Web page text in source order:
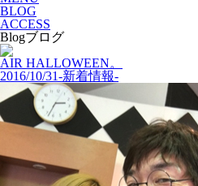
BLOG
ACCESS
Blogブログ
AIR HALLOWEEN。
2016/10/31-新着情報-